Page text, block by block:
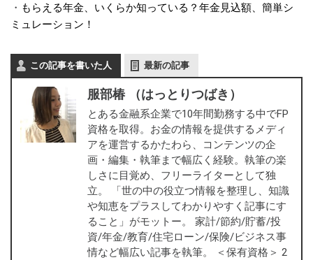
・ もらえる年金、いくらか知っている？年金見込額、簡単シ
ミュレーション！
この記事を書いた人 最新の記事
服部椿 （はっとりつばき）
とある金融系企業で10年間勤務する中でFP
資格を取得。お金の情報を提供するメディ
アを運営するかたわら、コンテンツの企
画・編集・執筆まで幅広く経験。執筆の楽
しさに目覚め、フリーライターとして独
立。 「世の中の役立つ情報を整理し、知識
や知恵をプラスしてわかりやすく記事にす
ること」がモットー。 家計/節約/貯蓄/投
資/年金/教育/住宅ローン/保険/ビジネス事
情など幅広い記事を執筆。 ＜保有資格＞ 2